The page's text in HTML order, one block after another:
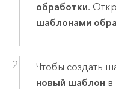
обработки.
шаблонами
Чтобы создать
новый шаблон в